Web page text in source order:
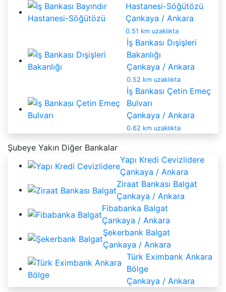
Hastanesi-Söğütözü
Çankaya / Ankara
0.51 km uzaklıkta
İş Bankası Dışişleri
Bakanlığı
Çankaya / Ankara
0.52 km uzaklıkta
İş Bankası Çetin Emeç
Bulvarı
Çankaya / Ankara
0.62 km uzaklıkta
Şubeye Yakın Diğer Bankalar
Yapı Kredi Cevizlidere
Çankaya / Ankara
Ziraat Bankası Balgat
Çankaya / Ankara
Fibabanka Balgat
Çankaya / Ankara
Şekerbank Balgat
Çankaya / Ankara
Türk Eximbank Ankara
Bölge
Çankaya / Ankara